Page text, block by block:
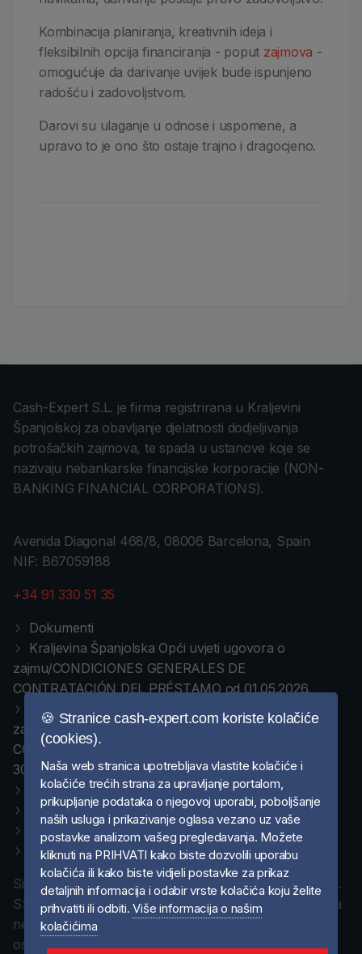
Kombinacija planiranja, kreativnih ideja i
fleksibilnih opcija financiranja - poput zajmova -
omogućuje da darivanje uvijek bude ispunjeno
radošću i zadovoljstvom.
Darovi su ulaganje u odnose i uspomene, a
upravo to je ono što ostaje trajno i dragocjeno.
Cash-Expert S.L. je firma registrirana u Kraljevini
Španjolskoj za obavljanje djelatnosti dodjeljivanja
potrošačkih zajmova, te spada u ustanove koje se
nazivaju nebankarske financijske korporacije (NON-
BANKING FINANCIAL CORPORATIONS).
Avenida Diagonal 468/8, 08006 Barcelona, Spain
NIF: B67059188
+34 91 330 51 35
Dokumenti
Kraljevina Španjolska Opći uvjeti ugovora o
zajmu/CONDICIONES GENERALES DE
CONTRATACIÓN DEL PRÉSTAMO od 01.05.2026.
Kraljevina Španjolska Opći uvjeti ugovora o
zajmu/CONDICIONES GENERALES DE
CONTRATACIÓN DEL PRÉSTAMO od 01.07.2025 do
30.04.2026.
Política de privacidad / Politika privatnosti
Pravna obavijest/Aviso legal
Pravila o kolačićima
Politica de cookies
Sigurnost Vaših podataka zaštićena je SSL certifikatom.
SSL je metoda kriptiranja podataka, kojom se sprječava
neovlašteno presretanje i pristup neovlaštenim
osobama do povjerljivih podataka. SSL osigurava
🍪 Stranice cash-expert.com koriste kolačiće
(cookies).
Naša web stranica upotrebljava vlastite kolačiće i
kolačiće trećih strana za upravljanje portalom,
prikupljanje podataka o njegovoj uporabi, poboljšanje
naših usluga i prikazivanje oglasa vezano uz vaše
postavke analizom vašeg pregledavanja. Možete
kliknuti na PRIHVATI kako biste dozvolili uporabu
kolačića ili kako biste vidjeli postavke za prikaz
detaljnih informacija i odabir vrste kolačića koju želite
prihvatiti ili odbiti.Više informacija o našim
kolačićima